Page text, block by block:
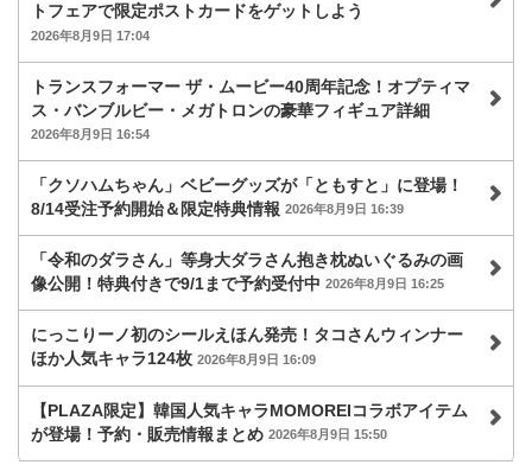
トフェアで限定ポストカードをゲットしよう
2026年8月9日 17:04
トランスフォーマー ザ・ムービー40周年記念！オプティマ
ス・バンブルビー・メガトロンの豪華フィギュア詳細
2026年8月9日 16:54
「クソハムちゃん」ベビーグッズが「ともすと」に登場！
8/14受注予約開始＆限定特典情報 2026年8月9日 16:39
「令和のダラさん」等身大ダラさん抱き枕ぬいぐるみの画
像公開！特典付きで9/1まで予約受付中 2026年8月9日 16:25
にっこりーノ初のシールえほん発売！タコさんウィンナー
ほか人気キャラ124枚 2026年8月9日 16:09
【PLAZA限定】韓国人気キャラMOMOREIコラボアイテム
が登場！予約・販売情報まとめ 2026年8月9日 15:50